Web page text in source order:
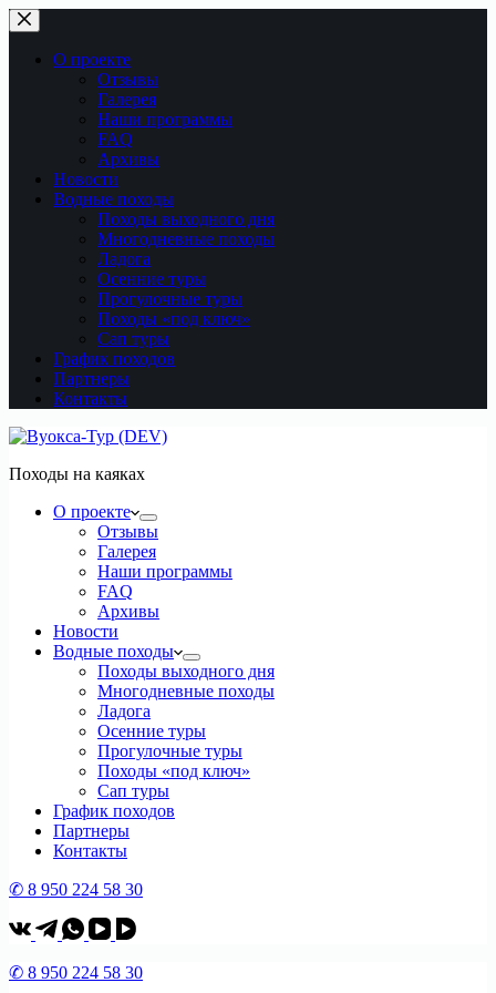
Перейти
к
сути
О проекте
Отзывы
Галерея
Наши программы
FAQ
Архивы
Новости
Водные походы
Походы выходного дня
Многодневные походы
Ладога
Осенние туры
Прогулочные туры
Походы «под ключ»
Сап туры
График походов
Партнеры
Контакты
Походы на каяках
О проекте
Отзывы
Галерея
Наши программы
FAQ
Архивы
Новости
Водные походы
Походы выходного дня
Многодневные походы
Ладога
Осенние туры
Прогулочные туры
Походы «под ключ»
Сап туры
График походов
Партнеры
Контакты
✆ 8 950 224 58 30
✆ 8 950 224 58 30